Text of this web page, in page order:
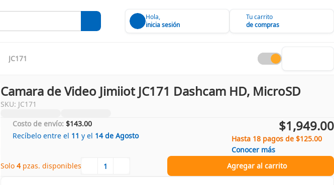
Hola,
inicia sesión
Tu carrito
de compras
JC171
Camara de Video Jimiiot JC171 Dashcam HD, MicroSD
SKU: JC171
Costo de envío: $143.00
Recíbelo entre el 11 y el 14 de Agosto
$1,949.00
Hasta 18 pagos de $125.00
Conocer más
Solo 4 pzas. disponibles Agregar al carrito